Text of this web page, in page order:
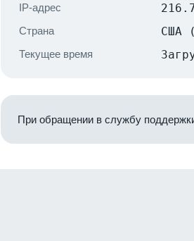
IP-адрес
Страна США
Текущее время
При обращении в службу